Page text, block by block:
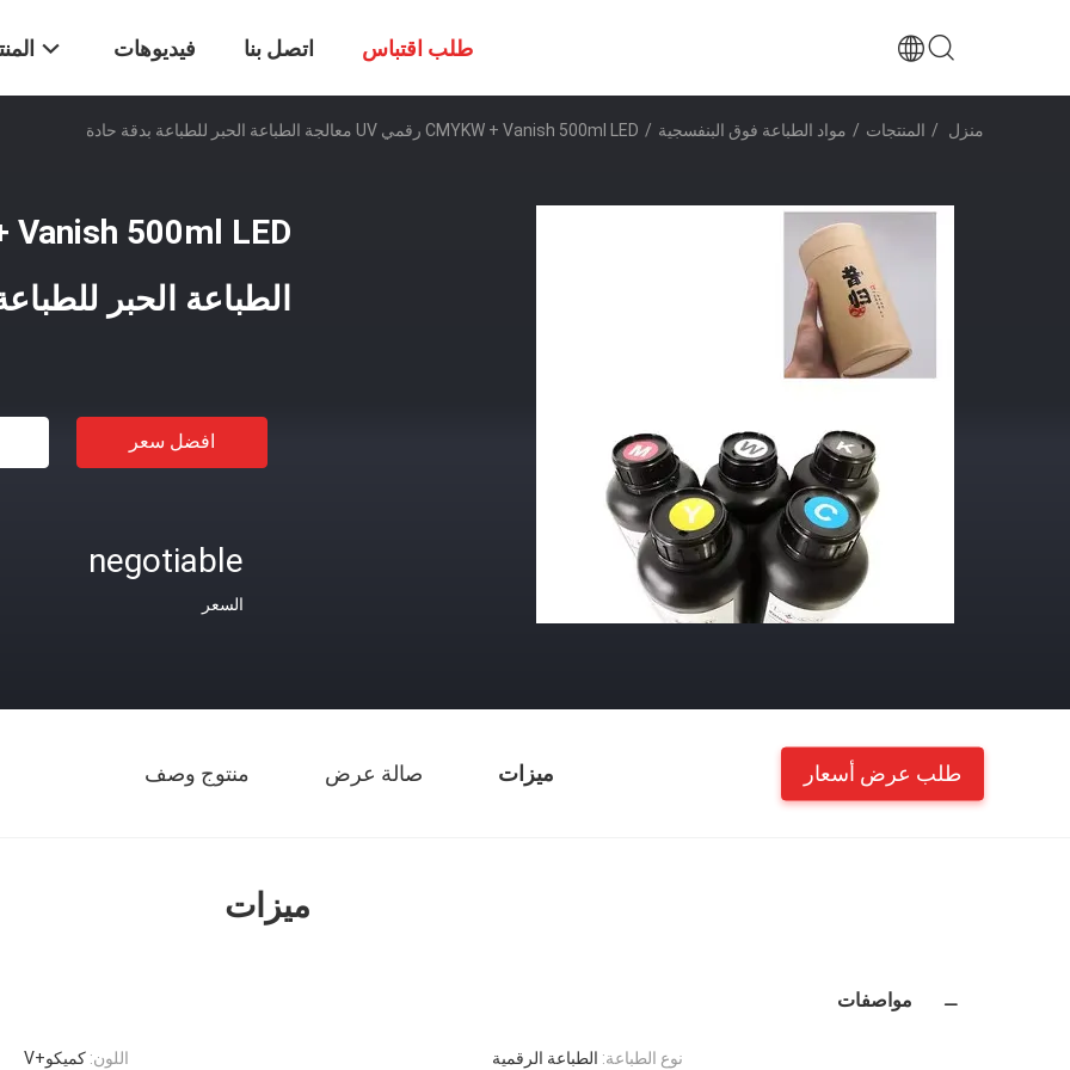
فيديوهات اتصل بنا طلب اقتباس
منزل / المنتجات / مواد الطباعة فوق البنفسجية / CMYKW + Vanish 500ml LED رقمي UV معالجة الطباعة الحبر للطباعة بدقة حادة
الطباعة الحبر
افضل سعر
negotiable
السعر
ميزات صالة عرض منتوج وصف طلب عرض أسعار
ميزات
مواصفات
اللون: كميكو+V نوع الطباعة: الطباعة الرقمية